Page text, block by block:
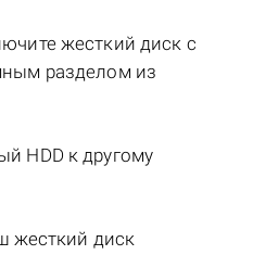
жесткий диск с
разделом из
HDD к другому
жесткий диск